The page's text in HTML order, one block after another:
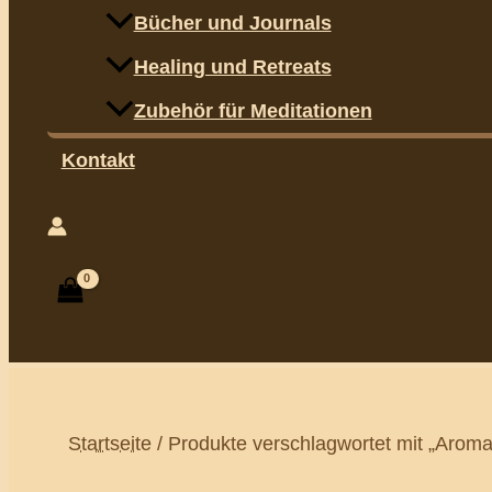
Bücher und Journals
Healing und Retreats
Zubehör für Meditationen
Kontakt
Startseite / Produkte verschlagwortet mit